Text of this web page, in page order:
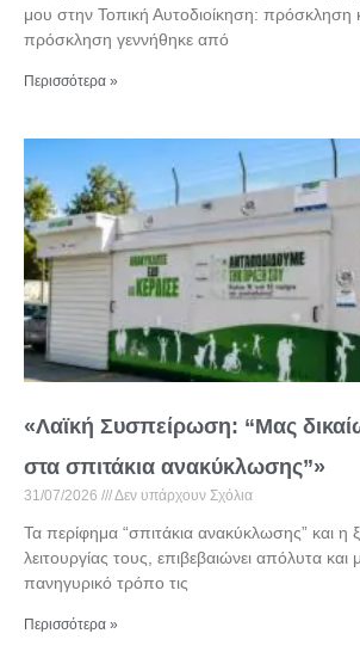
μου στην Τοπική Αυτοδιοίκηση: πρόσκληση
πρόσκληση γεννήθηκε από
Περισσότερα »
«Λαϊκή Συσπείρωση: “Μας
στα σπιτάκια ανακύκλωσης”»
31/07/2026 Δεν υπάρχουν Σχόλια
Τα περίφημα “σπιτάκια ανακύκλωσης” και η
λειτουργίας τους, επιβεβαιώνει απόλυτα και
πανηγυρικό τρόπο τις
Περισσότερα »